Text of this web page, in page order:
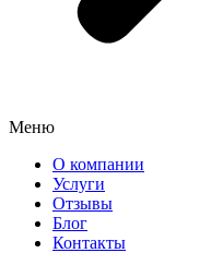
Меню
О компании
Услуги
Отзывы
Блог
Контакты